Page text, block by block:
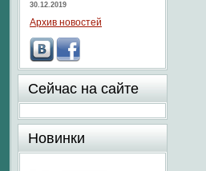
30.12.2019
Архив новостей
Сейчас на сайте
Новинки